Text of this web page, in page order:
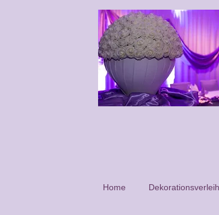
Home Dekorationsverleih